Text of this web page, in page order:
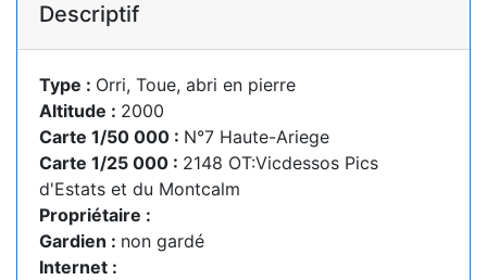
Descriptif
Type : Orri, Toue, abri en pierre
Altitude : 2000
Carte 1/50 000 : N°7 Haute-Ariege
Carte 1/25 000 : 2148 OT:Vicdessos Pics
d'Estats et du Montcalm
Propriétaire :
Gardien : non gardé
Internet :